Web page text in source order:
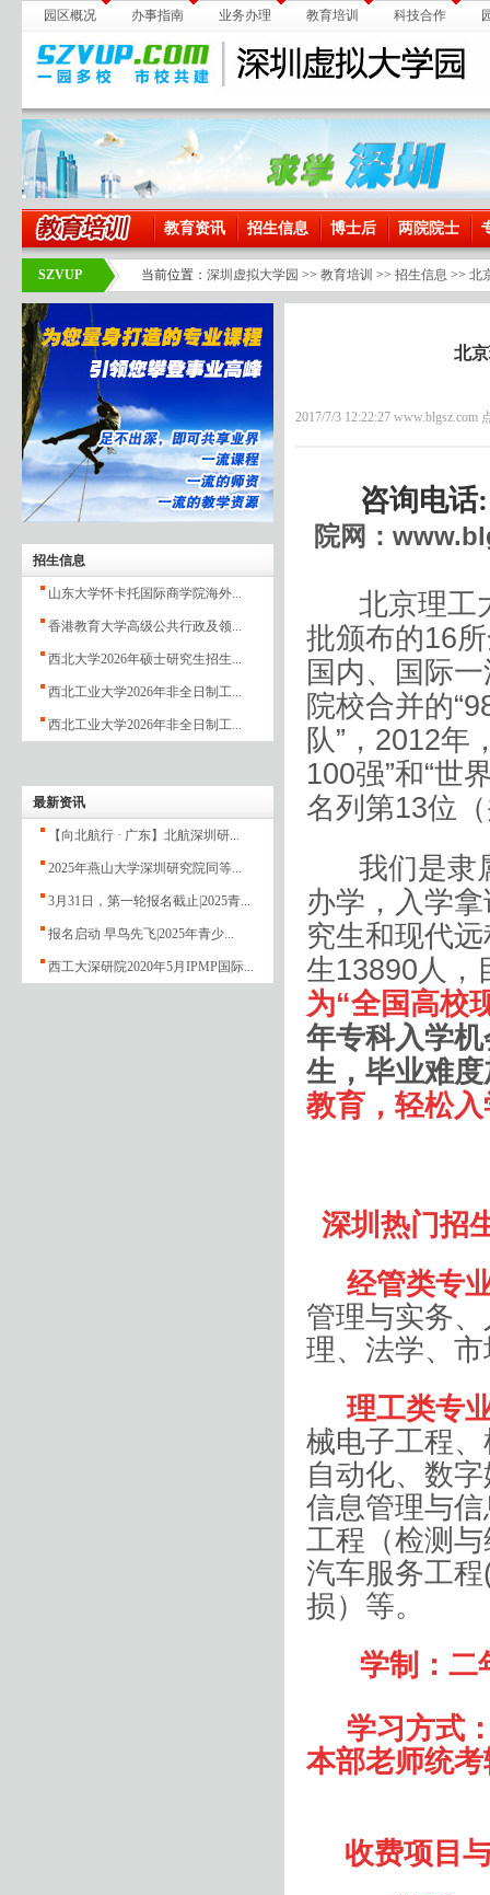
园区概况 办事指南 业务办理 教育培训 科技合作
教育资讯 招生信息 博士后 两院院士
SZVUP 当前位置： 深圳虚拟大学园 >> 教育培训 >> 招生信息 >> 北
招生信息
山东大学怀卡托国际商学院海外...
香港教育大学高级公共行政及领...
西北大学2026年硕士研究生招生...
西北工业大学2026年非全日制工...
西北工业大学2026年非全日制工...
最新资讯
【向北航行 · 广东】北航深圳研...
2025年燕山大学深圳研究院同等...
3月31日，第一轮报名截止|2025青...
报名启动 早鸟先飞|2025年青少...
西工大深研院2020年5月IPMP国际...
北
2017/7/3 12:22:27 www.blgsz.com
咨询电话
院网：
北京理工大
批颁布的16
国内、国际
院校合并的“
队”， 2012年
100强”和“世
名列第13位
我们是隶
办学，入学
究生和现代
生13890人，
为“全国高校
年专科入学机
生，毕业难
教育，轻松
深圳热门招
经管类专
管理与实务
理、法学、
理工类专
械电子工程
自动化、数
信息管理与
工程（检测
汽车服务工程
损）等。
学制：二
学习方式
本部老师统
收费项目